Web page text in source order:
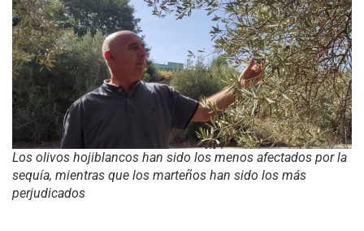
Los olivos hojiblancos han sido los menos afectados por la
sequía, mientras que los marteños han sido los más
perjudicados